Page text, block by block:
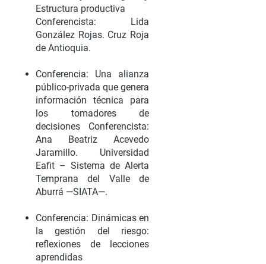
Estructura productiva
Conferencista: Lida
González Rojas. Cruz Roja
de Antioquia.
Conferencia: Una alianza
público-privada que genera
información técnica para
los tomadores de
decisiones Conferencista:
Ana Beatriz Acevedo
Jaramillo. Universidad
Eafit – Sistema de Alerta
Temprana del Valle de
Aburrá —SIATA—.
Conferencia: Dinámicas en
la gestión del riesgo:
reflexiones de lecciones
aprendidas